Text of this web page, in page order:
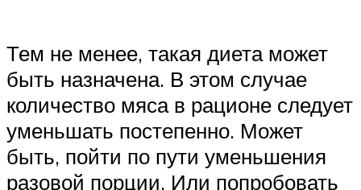
Тем не менее, такая диета может
быть назначена. В этом случае
количество мяса в рационе следует
уменьшать постепенно. Может
быть, пойти по пути уменьшения
разовой порции. Или попробовать